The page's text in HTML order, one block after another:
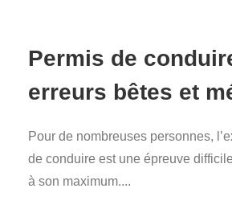
Permis de
erreurs bêtes et
Pour de nombreuses personnes,
de conduire est une épreuve
à son maximum....